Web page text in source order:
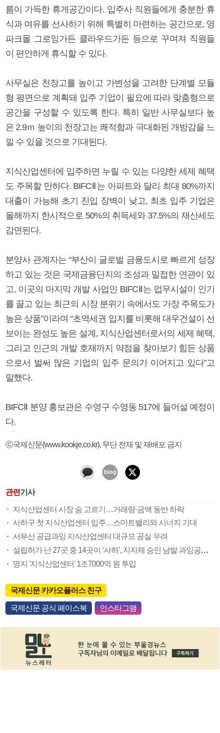
름이 가득한 휴게공간이다. 입주사 직원들에게 충분한 휴
식과 여유를 선사하기 위해 특별히 마련하는 공간으로, 영
파크몰 그로잉가든 클라우드가든 등으로 꾸며져 직원들
이 편안하게 휴식할 수 있다.
사무실은 천장고를 높이고 가변성을 고려한 단계별 모듈
형 평면으로 계획돼 입주 기업이 필요에 따라 맞춤형으로
공간을 구성할 수 있도록 한다. 특히 일반 사무실보다 높
은 2.9ｍ 높이의 천장고는 쾌적함과 극대화된 개방감을 느
낄 수 있을 것으로 기대된다.
지식산업센터에 입주하면 누릴 수 있는 다양한 세제 혜택
도 주목할 만하다. BIFCⅡ는 아파트와 달리 최대 80%까지
대출이 가능해 초기 진입 장벽이 낮고, 최초 입주 기업은
올해까지 한시적으로 50%의 취득세와 37.5%의 재산세도
감면된다.
분양사 관계자는 “부산이 글로벌 금융도시로 빠르게 성장
하고 있는 것은 국제금융단지의 조성과 밀접한 연관이 있
고, 이곳의 마지막 개발 사업인 BIFCⅡ는 업무시설이 인기
를 끌고 있는 최근의 시장 분위기 속에서도 가장 주목도가
높은 상품”이라며 “초역세권 입지를 비롯해 대우건설이 선
보이는 완성도 높은 설계, 지식산업센터로서의 세제 혜택,
그리고 인근의 개발 호재까지 약점을 찾아보기 힘든 상품
으로서 벌써 많은 기업의 입주 문의가 이어지고 있다”고
말했다.
BIFCⅡ 분양 홍보관은 수영구 수영동 517에 들어설 예정이
다.
ⓒ국제신문(www.kookje.co.kr), 무단 전재 및 재배포 금지
관련기사
지식산업센터 시장 숨 고르기…거래량·금액 동반 하락
사하구 첫 지식산업센터 입주…스마트밸리와 시너지 기대
서부산 공급과잉 지식산업센터 대규모 공실 우려
설립허가 난 27곳 중 14곳이 ‘사하’, 지자체 승인 남발 과잉공급 부채질
명지 '지식산업센터' 1조7000억 원 투입
국제신문 카카오플러스 친구
국제신문 공식 페이스북 인스타그램